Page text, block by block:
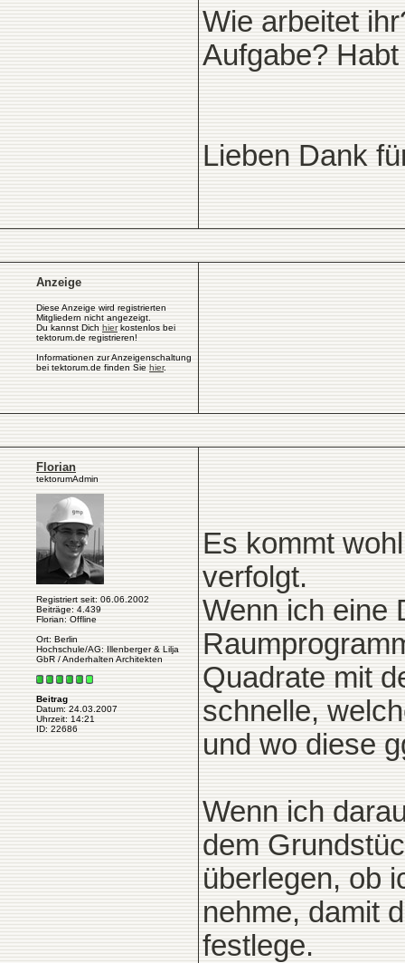
Wie arbeitet
Aufgabe?
Lieben Dank
Anzeige
Diese Anzeige wird registrierten
Mitgliedern nicht angezeigt.
Du kannst Dich hierkostenlos bei
tektorum.de registrieren!
Informationen zur Anzeigenschaltung
bei tektorum.de finden Sie hier.
Florian
tektorumAdmin
Registriert seit: 06.06.2002
Beiträge: 4.439
Florian: Offline
Ort: Berlin
Hochschule/AG: Illenberger & Lilja
GbR / Anderhalten Architekten
Beitrag
Datum: 24.03.2007
Uhrzeit: 14:21
ID: 22686
Es kommt
verfolgt.
Wenn ich eine
Quadrate mit
schnelle,
und wo diese
Wenn ich
dem
überlegen, ob
nehme, damit
festlege.